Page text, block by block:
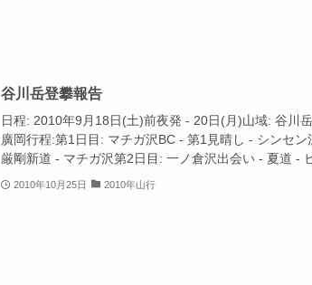
谷川岳登攀報告
日程: 2010年9月18日(土)前夜発 - 20日(月)山域: 谷川
廣岡行程:第1日目: マチガ沢BC - 第1見晴し - シンセ
厳剛新道 - マチガ沢第2日目: 一ノ倉沢出会い - 夏道 -
2010年10月25日 2010年山行